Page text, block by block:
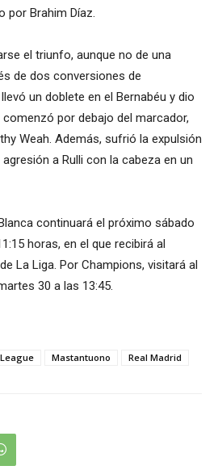
por Brahim Díaz.
el triunfo, aunque no de una
de dos conversiones de
un doblete en el Bernabéu y dio
por debajo del marcador,
Weah. Además, sufrió la expulsión
a Rulli con la cabeza en un
continuará el próximo sábado
horas, en el que recibirá al
La Liga. Por Champions, visitará al
30 a las 13:45.
Mastantuono Real Madrid